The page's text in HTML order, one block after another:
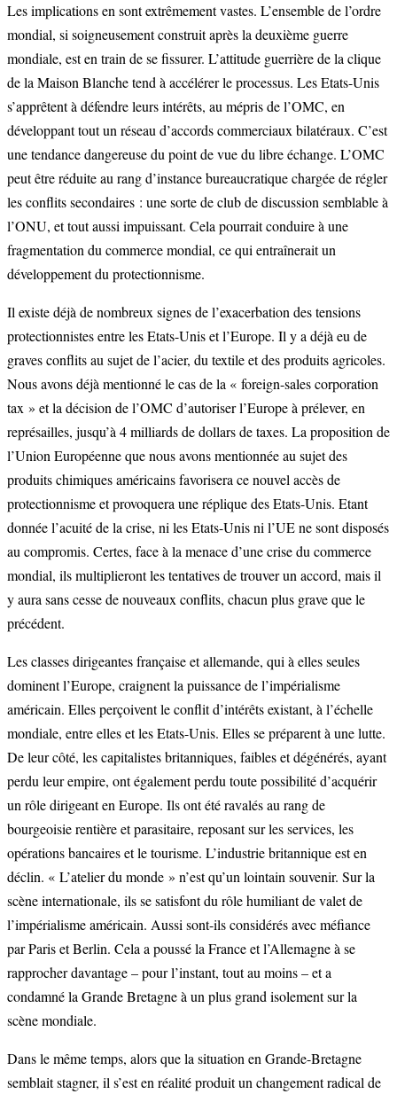
Les implications en sont extrêmement vastes. L’ensemble de l’ordre
mondial, si soigneusement construit après la deuxième guerre
mondiale, est en train de se fissurer. L’attitude guerrière de la clique
de la Maison Blanche tend à accélérer le processus. Les Etats-Unis
s’apprêtent à défendre leurs intérêts, au mépris de l’OMC, en
développant tout un réseau d’accords commerciaux bilatéraux. C’est
une tendance dangereuse du point de vue du libre échange. L’OMC
peut être réduite au rang d’instance bureaucratique chargée de régler
les conflits secondaires : une sorte de club de discussion semblable à
l’ONU, et tout aussi impuissant. Cela pourrait conduire à une
fragmentation du commerce mondial, ce qui entraînerait un
développement du protectionnisme.
Il existe déjà de nombreux signes de l’exacerbation des tensions
protectionnistes entre les Etats-Unis et l’Europe. Il y a déjà eu de
graves conflits au sujet de l’acier, du textile et des produits agricoles.
Nous avons déjà mentionné le cas de la « foreign-sales corporation
tax » et la décision de l’OMC d’autoriser l’Europe à prélever, en
représailles, jusqu’à 4 milliards de dollars de taxes. La proposition de
l’Union Européenne que nous avons mentionnée au sujet des
produits chimiques américains favorisera ce nouvel accès de
protectionnisme et provoquera une réplique des Etats-Unis. Etant
donnée l’acuité de la crise, ni les Etats-Unis ni l’UE ne sont disposés
au compromis. Certes, face à la menace d’une crise du commerce
mondial, ils multiplieront les tentatives de trouver un accord, mais il
y aura sans cesse de nouveaux conflits, chacun plus grave que le
précédent.
Les classes dirigeantes française et allemande, qui à elles seules
dominent l’Europe, craignent la puissance de l’impérialisme
américain. Elles perçoivent le conflit d’intérêts existant, à l’échelle
mondiale, entre elles et les Etats-Unis. Elles se préparent à une lutte.
De leur côté, les capitalistes britanniques, faibles et dégénérés, ayant
perdu leur empire, ont également perdu toute possibilité d’acquérir
un rôle dirigeant en Europe. Ils ont été ravalés au rang de
bourgeoisie rentière et parasitaire, reposant sur les services, les
opérations bancaires et le tourisme. L’industrie britannique est en
déclin. « L’atelier du monde » n’est qu’un lointain souvenir. Sur la
scène internationale, ils se satisfont du rôle humiliant de valet de
l’impérialisme américain. Aussi sont-ils considérés avec méfiance
par Paris et Berlin. Cela a poussé la France et l’Allemagne à se
rapprocher davantage – pour l’instant, tout au moins – et a
condamné la Grande Bretagne à un plus grand isolement sur la
scène mondiale.
Dans le même temps, alors que la situation en Grande-Bretagne
semblait stagner, il s’est en réalité produit un changement radical de